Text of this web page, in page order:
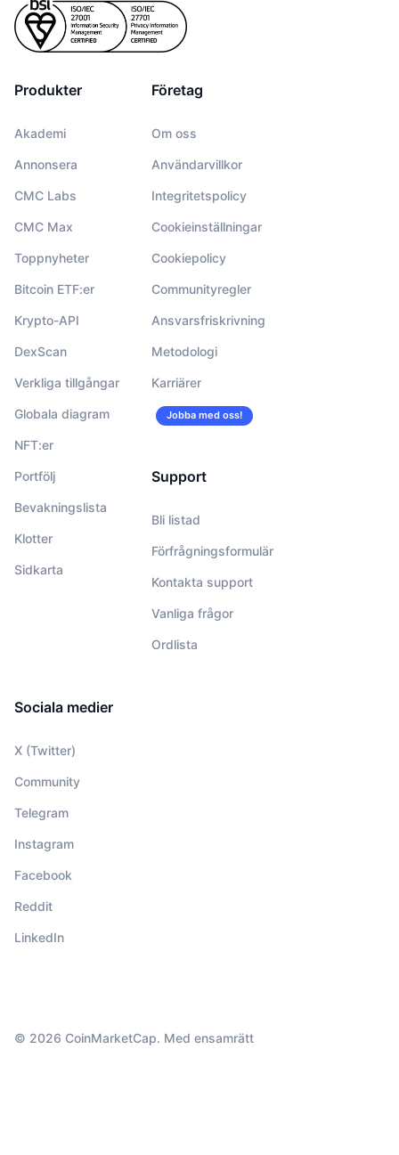
Produkter
Akademi
Annonsera
CMC Labs
CMC Max
Toppnyheter
Bitcoin ETF:er
Krypto-API
DexScan
Verkliga tillgångar
Globala diagram
NFT:er
Portfölj
Bevakningslista
Klotter
Sidkarta
Företag
Om oss
Användarvillkor
Integritetspolicy
Cookieinställningar
Cookiepolicy
Communityregler
Ansvarsfriskrivning
Metodologi
Karriärer
Jobba med oss!
Support
Bli listad
Förfrågningsformulär
Kontakta support
Vanliga frågor
Ordlista
Sociala medier
X (Twitter)
Community
Telegram
Instagram
Facebook
Reddit
LinkedIn
© 2026 CoinMarketCap. Med ensamrätt